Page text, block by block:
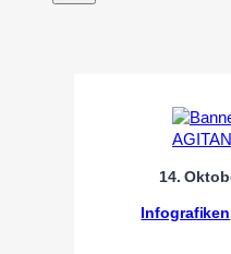
14.
Infografiken